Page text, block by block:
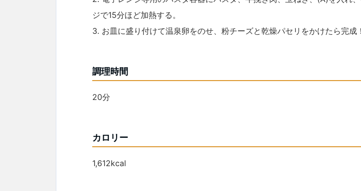
ジで15分ほど加熱する。
3. お皿に盛り付けて温泉卵をのせ、粉チーズと乾燥パセリをかけたら完成！
調理時間
20分
カロリー
1,612kcal